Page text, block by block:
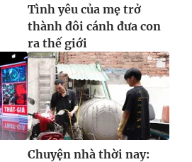
Tình yêu của mẹ trở
thành đôi cánh đưa con
ra thế giới
Chuyện nhà thời nay: